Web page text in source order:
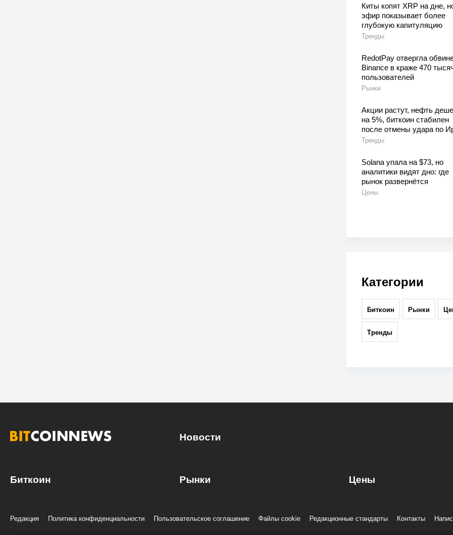
Киты копят XRP на дне,
эфир показывает более
глубокую капитуляцию
Тренды
RedotPay отвергла
Binance в краже 470
пользователей
Рынки
Акции растут, нефть
на 5%, биткоин стабилен
после отмены удара по
Тренды
Solana упала на $73, но
аналитики видят дно: где
рынок развернётся
Цены
Категории
Биткоин Рынки
Тренды
Новости
Биткоин Рынки Цены
Редакция Политика конфиденциальности Пользовательское соглашение Файлы cookie Редакционные стандарты Контакты